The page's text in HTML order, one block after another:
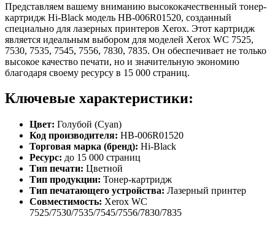
Представляем вашему вниманию высококачественный тонер-
картридж Hi-Black модель HB-006R01520, созданный
специально для лазерных принтеров Xerox. Этот картридж
является идеальным выбором для моделей Xerox WC 7525,
7530, 7535, 7545, 7556, 7830, 7835. Он обеспечивает не только
высокое качество печати, но и значительную экономию
благодаря своему ресурсу в 15 000 страниц.
Ключевые характеристики:
Цвет: Голубой (Cyan)
Код производителя: HB-006R01520
Торговая марка (бренд): Hi-Black
Ресурс: до 15 000 страниц
Тип печати: Цветной
Тип продукции: Тонер-картридж
Тип печатающего устройства: Лазерный принтер
Совместимость: Xerox WC
7525/7530/7535/7545/7556/7830/7835